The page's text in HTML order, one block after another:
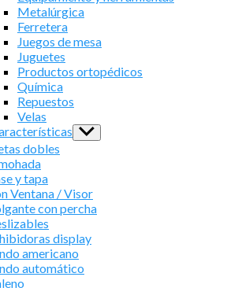
Metalúrgica
Ferretera
Juegos de mesa
Juguetes
Productos ortopédicos
Química
Repuestos
Velas
Show
sub
dobles
y tapa
Ventana / Visor
con percha
display
americano
automático